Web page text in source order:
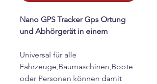
Nano GPS Tracker Gps Ortung
und Abhörgerät in einem
Universal für alle
Fahrzeuge,Baumaschinen,Boote
oder Personen können damit